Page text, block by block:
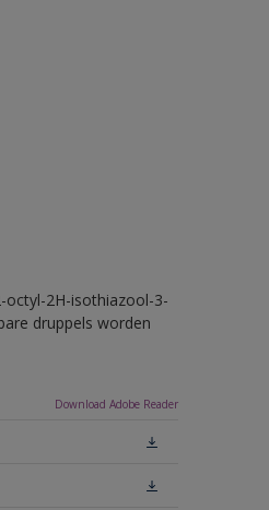
octyl-2H-isothiazool-3-
druppels worden
Download Adobe Reader